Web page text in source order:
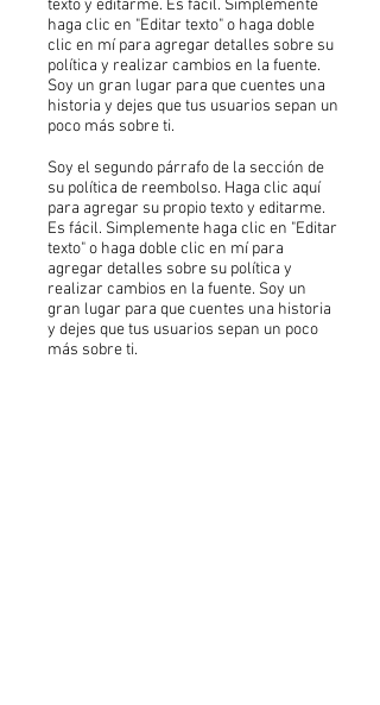
texto y editarme. Es fácil. Simplemente
haga clic en "Editar texto" o haga doble
clic en mí para agregar detalles sobre su
política y realizar cambios en la fuente.
Soy un gran lugar para que cuentes una
historia y dejes que tus usuarios sepan un
poco más sobre ti.
Soy el segundo párrafo de la sección de
su política de reembolso. Haga clic aquí
para agregar su propio texto y editarme.
Es fácil. Simplemente haga clic en "Editar
texto" o haga doble clic en mí para
agregar detalles sobre su política y
realizar cambios en la fuente. Soy un
gran lugar para que cuentes una historia
y dejes que tus usuarios sepan un poco
más sobre ti.